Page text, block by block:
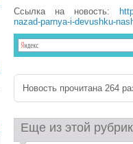
Ссылка на новость:
nazad-parnya-i-devushku-
Новость прочитана 264
Еще из этой